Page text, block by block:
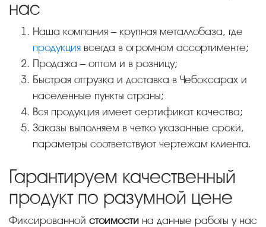
нас
Наша компания – крупная металлобаза, где
продукция всегда в огромном ассортименте;
Продажа – оптом и в розницу;
Быстрая отгрузка и доставка в Чебоксарах и
населенные пункты страны;
Вся продукция имеет сертификат качества;
Заказы выполняем в четко указанные сроки,
параметры соответствуют чертежам клиента.
Гарантируем качественный
продукт по разумной цене
Фиксированной стоимости на данные работы у нас